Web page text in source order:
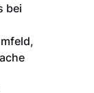
bei